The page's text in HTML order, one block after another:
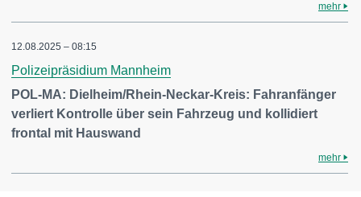
mehr
12.08.2025 – 08:15
Polizeipräsidium Mannheim
POL-MA: Dielheim/Rhein-Neckar-Kreis: Fahranfänger
verliert Kontrolle über sein Fahrzeug und kollidiert
frontal mit Hauswand
mehr